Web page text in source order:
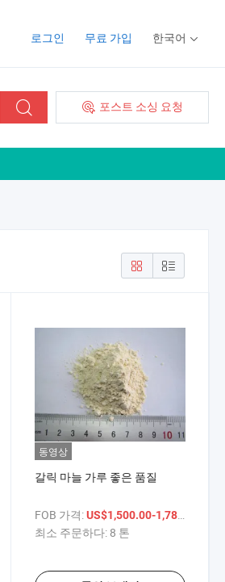
로그인 무료 가입 한국어
포스트 소싱 요청
동영상
갈릭 마늘 가루 좋은 품질
FOB 가격: US$1,500.00-1,780.00
최소 주문하다: 8 톤